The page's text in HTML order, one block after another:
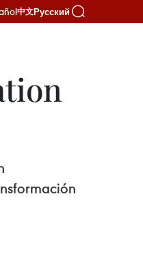
中文Русский